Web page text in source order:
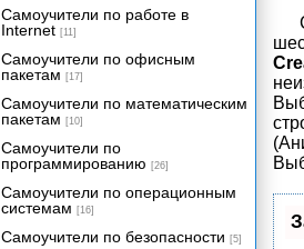
Самоучители по работе в
Internet [11]
Самоучители по офисным
пакетам [17]
Самоучители по математическим
пакетам [10]
Самоучители по
программированию [26]
Самоучители по операционным
системам [16]
Самоучители по безопасности [5]